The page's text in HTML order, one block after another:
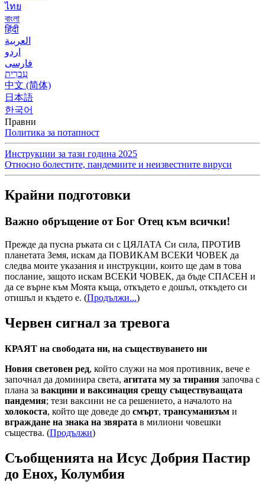
ไทย
বাংলা
हिंदी
العربية
اردو
فارسی
עִברִית
中文 (简体)
日本語
한국어
Правни
Политика за потапност
Инструкции за тази година 2025
Относно болестите, пандемиите и неизвестните вируси
Крайни подготовки
Важно обръщение от Бог Отец към всички!
Прежде да пусна ръката си с ЦЯЛАТА Си сила, ПРОТИВ
планетата Земя, искам да ПОВИКАМ ВСЕКИ ЧОВЕК да
следва моите указания и инструкции, които ще дам в това
послание, защото искам ВСЕКИ ЧОВЕК, да бъде СПАСЕН и
да се върне към Моята къща, откъдето е дошъл, откъдето си
отишъл и където е. (Продължи...)
Червен сигнал за тревога
КРАЯТ на свободата ни, на съществуването ни
Новия световен ред, който служи на моя противник, вече е
започнал да доминира света, агитата му за тирания започва с
плана за вакцини и ваксинация срещу съществуващата
пандемия; тези ваксини не са решението, а началото на
холокоста, който ще доведе до смърт, трансуманизъм и
вграждане на знака на звярата в милиони човешки
същества. (Продължи)
Съобщенията на Исус Добрия Пастир
до Енох, Колумбия